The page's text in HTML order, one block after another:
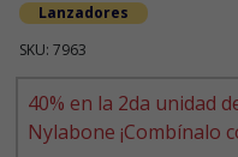
Lanzadores
SKU: 7963
40% en la 2da unidad
Nylabone ¡Combínalo